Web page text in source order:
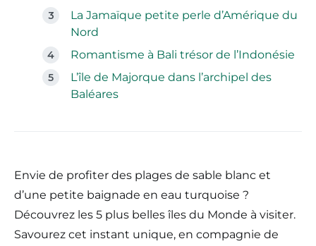
La Jamaïque petite perle d’Amérique du
Nord
Romantisme à Bali trésor de l’Indonésie
L’île de Majorque dans l’archipel des
Baléares
Envie de profiter des plages de sable blanc et
d’une petite baignade en eau turquoise ?
Découvrez les 5 plus belles îles du Monde à visiter.
Savourez cet instant unique, en compagnie de